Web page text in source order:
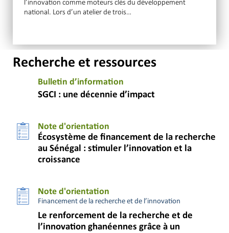
l’innovation comme moteurs clés du développement
national. Lors d’un atelier de trois…
Recherche et ressources
Bulletin d’information
SGCI : une décennie d’impact
Note d'orientation
Écosystème de financement de la recherche
au Sénégal : stimuler l’innovation et la
croissance
Note d'orientation
Financement de la recherche et de l’innovation
Le renforcement de la recherche et de
l’innovation ghanéennes grâce à un